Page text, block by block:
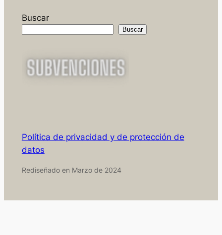
Buscar
Buscar
Política de privacidad y de protección de
datos
Rediseñado en Marzo de 2024